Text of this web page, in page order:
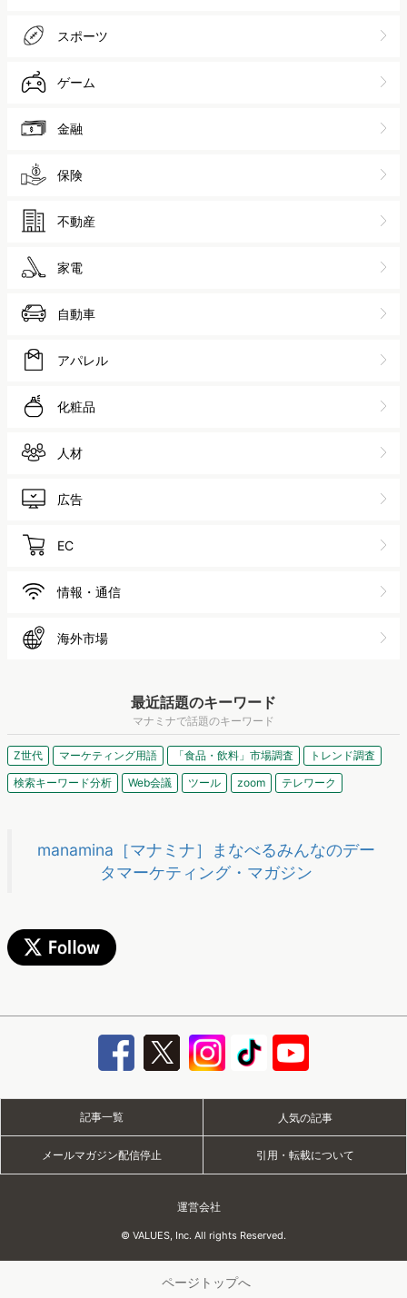
スポーツ
ゲーム
金融
保険
不動産
家電
自動車
アパレル
化粧品
人材
広告
EC
情報・通信
海外市場
最近話題のキーワード
マナミナで話題のキーワード
Z世代 マーケティング用語 「食品・飲料」市場調査
トレンド調査
検索キーワード分析
Web会議 ツール zoom テレワーク
manamina［マナミナ］まなべるみんなのデー
タマーケティング・マガジン
記事一覧 人気の記事
メールマガジン配信停止 引用・転載について
運営会社
© VALUES, Inc. All rights Reserved.
ページトップへ